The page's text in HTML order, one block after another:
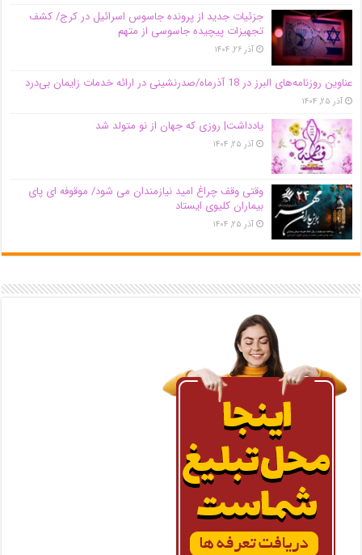
جزئیات جدید از پرونده جاسوس اسرائیل در کرج/‌ کشف
تجهیزات پیچیده جاسوسی از متهم
آذر ۲۶, ۱۴۰۴
عناوین روزنامه‌های البرز در ‌18 آذرماه/صدرنشینی در ارائه خدمات زایمان بی‌درد
آذر ۲۵, ۱۴۰۴
یادداشت| روزی که جهان از نو متولد شد
آذر ۲۵, ۱۴۰۴
وقتی وقف چراغ امید نیازمندان می شود/ موقوفه ای پای
بیماران کلیوی ایستاد
آذر ۲۵, ۱۴۰۴